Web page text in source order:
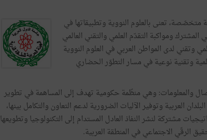
متخصّصة، تعنى بالعلوم النووية وتطبيقاتها في
ومواكبة التقدّم العلمي والتقني العالمي
لدى المواطن العربي في العلوم النووية
وتقنية نوعية في مسار التطوّر الحضاري
والمعلومات: وهي منظّمة حكومية تهدف إلى المساهمة في تطوير
العربية وتوفير الآليات الضرورية لدعم التعاون والتكامل بينها،
مشتركة لنشر النفاذ العادل المستدام إلى التكنولوجيا وتطويعها
الرقّي الاجتماعي في المنطقة العربية.